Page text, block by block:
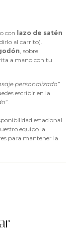
con lazo de satén
al carrito).
, sobre
a mano con tu
personalizado”
escribir en la
”.
estacional.
equipo la
para mantener la